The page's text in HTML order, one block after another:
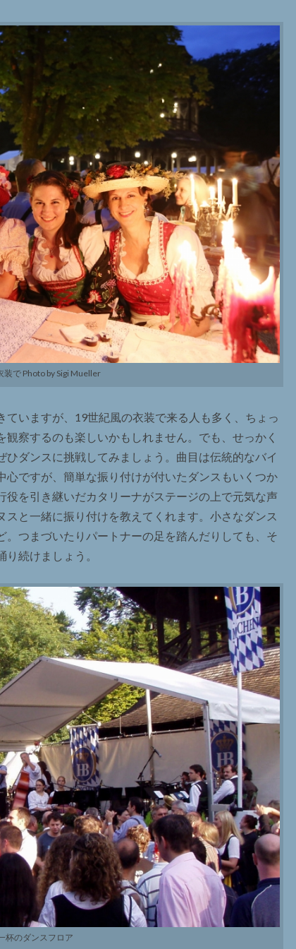
装で Photo by Sigi Mueller
いますが、19世紀風の衣装で来る人も多く、ちょっ
察するのも楽しいかもしれません。でも、せっかく
ダンスに挑戦してみましょう。曲目は伝統的なバイ
ですが、簡単な振り付けが付いたダンスもいくつか
を引き継いだカタリーナがステージの上で元気な声
と一緒に振り付けを教えてくれます。小さなダンス
つまづいたりパートナーの足を踏んだりしても、そ
続けましょう。
杯のダンスフロア